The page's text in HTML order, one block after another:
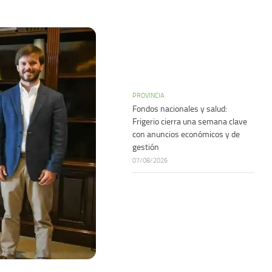
PROVINCIA
Fondos nacionales y salud:
Frigerio cierra una semana clave
con anuncios económicos y de
gestión
07/08/2026